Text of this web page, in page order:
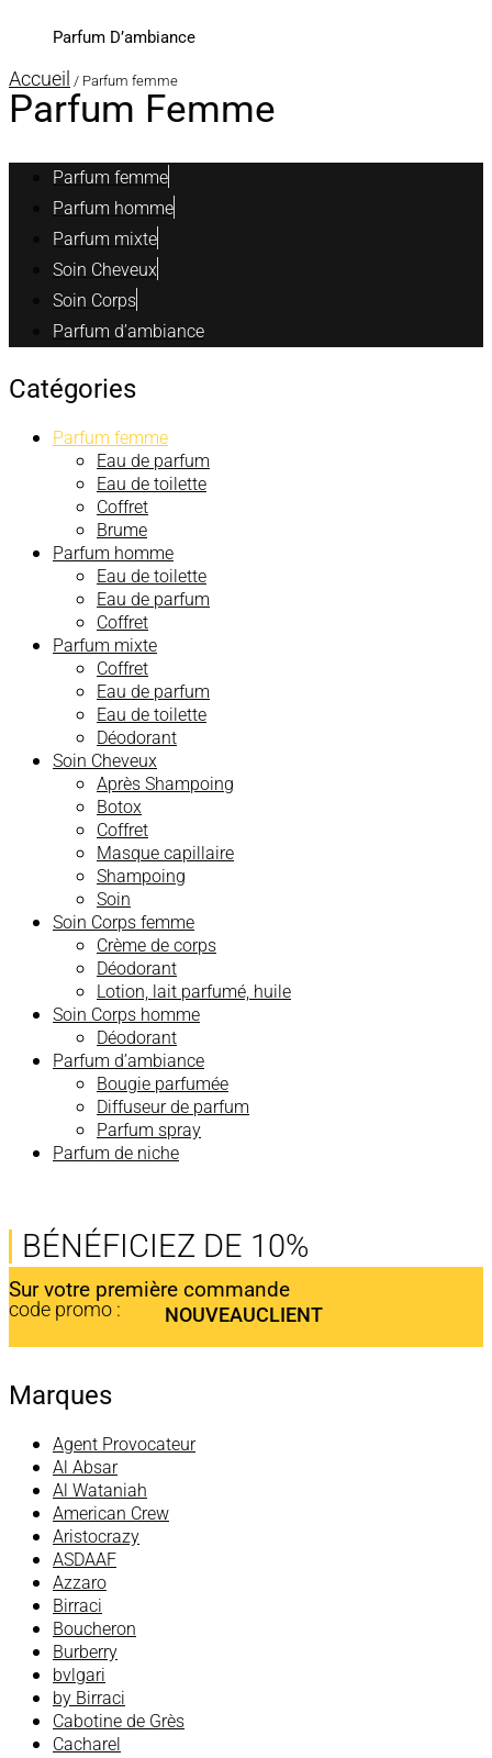
Parfum D’ambiance
Accueil / Parfum femme
Parfum Femme
Parfum femme
Parfum homme
Parfum mixte
Soin Cheveux
Soin Corps
Parfum d’ambiance
Catégories
Parfum femme
Eau de parfum
Eau de toilette
Coffret
Brume
Parfum homme
Eau de toilette
Eau de parfum
Coffret
Parfum mixte
Coffret
Eau de parfum
Eau de toilette
Déodorant
Soin Cheveux
Après Shampoing
Botox
Coffret
Masque capillaire
Shampoing
Soin
Soin Corps femme
Crème de corps
Déodorant
Lotion, lait parfumé, huile
Soin Corps homme
Déodorant
Parfum d’ambiance
Bougie parfumée
Diffuseur de parfum
Parfum spray
Parfum de niche
BÉNÉFICIEZ DE 10%
Sur votre première commande
code promo : NOUVEAUCLIENT
Marques
Agent Provocateur
Al Absar
Al Wataniah
American Crew
Aristocrazy
ASDAAF
Azzaro
Birraci
Boucheron
Burberry
bvlgari
by Birraci
Cabotine de Grès
Cacharel